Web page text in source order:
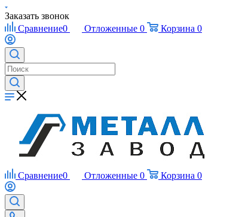
Заказать звонок
Сравнение0 Отложенные 0 Корзина 0
Сравнение0 Отложенные 0 Корзина 0